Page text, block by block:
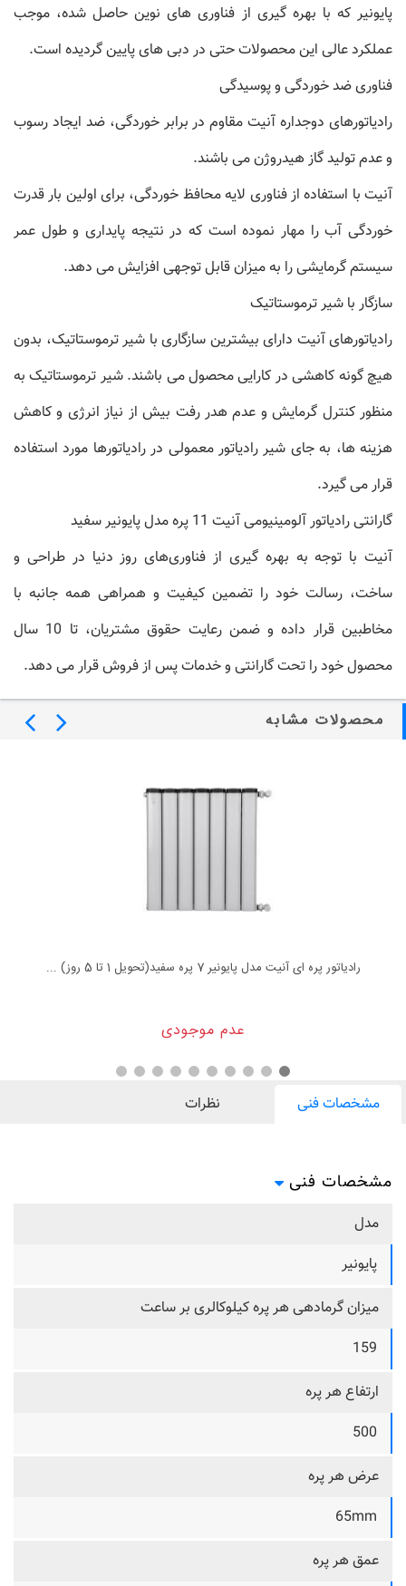
پایونیر که با بهره گیری از فناوری های نوین حاصل شده، موجب
عملکرد عالی این محصولات حتی در دبی های پایین گردیده است.
فناوری ضد خوردگی و پوسیدگی
رادیاتورهای دوجداره آنیت مقاوم در برابر خوردگی، ضد ایجاد رسوب
و عدم تولید گاز هیدروژن می باشند.
آنیت با استفاده از فناوری لایه محافظ خوردگی، برای اولین بار قدرت
خوردگی آب را مهار نموده است که در نتیجه پایداری و طول عمر
سیستم گرمایشی را به میزان قابل توجهی افزایش می دهد.
سازگار با شیر ترموستاتیک
رادیاتورهای آنیت دارای بیشترین سازگاری با شیر ترموستاتیک، بدون
هیچ گونه کاهشی در کارایی محصول می باشند. شیر ترموستاتیک به
منظور کنترل گرمایش و عدم هدر رفت بیش از نیاز انرژی و کاهش
هزینه ها، به جای شیر رادیاتور معمولی در رادیاتورها مورد استفاده
قرار می گیرد.
گارانتی رادیاتور آلومینیومی آنیت 11 پره مدل پایونیر سفید
آنیت با توجه به بهره گیری از فناوری‌های روز دنیا در طراحی و
ساخت، رسالت خود را تضمین کیفیت و همراهی همه جانبه با
مخاطبین قرار داده و ضمن رعایت حقوق مشتریان، تا 10 سال
محصول خود را تحت گارانتی و خدمات پس از فروش قرار می دهد.
محصولات مشابه
رادیاتور پره ای آنیت مدل پایونیر 7 پره سفید(تحویل 1 تا 5 روز) ...
عدم موجودی
مشخصات فنی نظرات
مشخصات فنی
مدل
پایونیر
میزان گرمادهی هر پره کیلوکالری بر ساعت
159
ارتفاع هر پره
500
عرض هر پره
65mm
عمق هر پره